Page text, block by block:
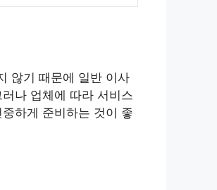
않기 때문에 일반 이사
나 업체에 따라 서비스
하게 준비하는 것이 좋